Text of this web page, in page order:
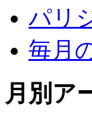
パリ
毎月
月別ア